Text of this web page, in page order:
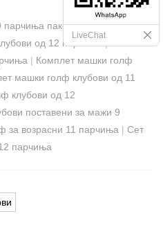
парчиња пакет за
од 12 парчиња
| Комплет машки голф
машки голф клубови од 11
клубови од 12
поставени за мажи 9
за возрасни 11 парчиња | Сет
парчиња
LiveChat